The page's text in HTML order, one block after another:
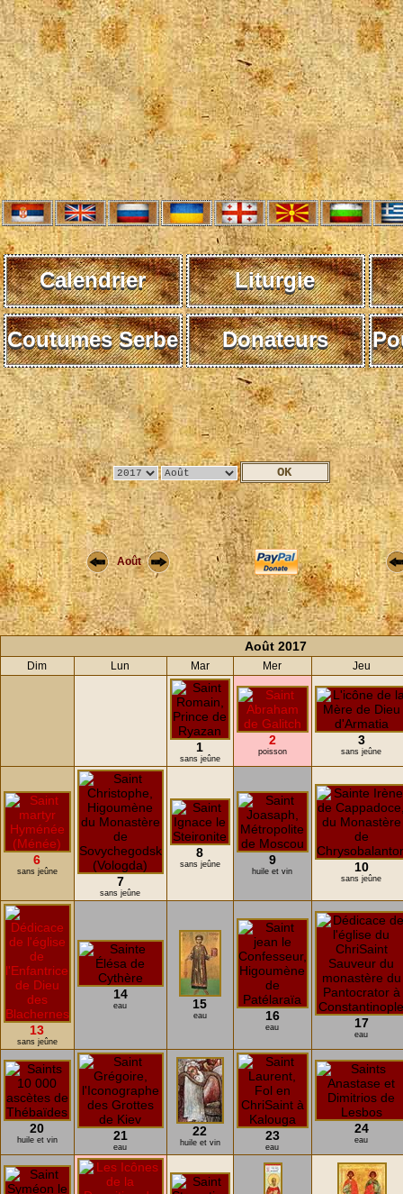
Calendrier Liturgie
Coutumes Serbe Donateurs
Août
Août 2017
Dim Lun Mar Mer Jeu
1
sans jeûne
2
poisson
3
sans jeûne
6
sans jeûne
7
sans jeûne
8
sans jeûne 9
huile et vin 10
sans jeûne
13
sans jeûne
14
eau 15
eau 16
eau 17
eau
20
huile et vin 21
eau
22
huile et vin 23
eau
24
eau